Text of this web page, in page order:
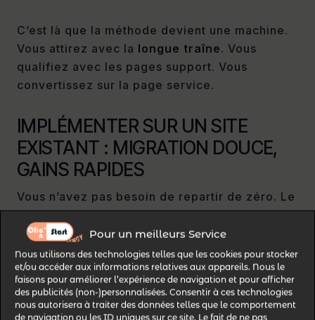
Pour un meilleurs Service
Nous utilisons des technologies telles que les cookies pour stocker
et/ou accéder aux informations relatives aux appareils. Nous le
faisons pour améliorer l’expérience de navigation et pour afficher
des publicités (non-)personnalisées. Consentir à ces technologies
nous autorisera à traiter des données telles que le comportement
de navigation ou les ID uniques sur ce site. Le fait de ne pas
C’est là que la méthode devient une machine.
Vous attirez avec la longue traîne. Vous
qualifiez avec les pages support. Vous
convertissez sur la page service.
IMPLÉMENTER SUR UN SITE
EXISTANT : MIGRATION DOUCE,
GAINS RAPIDES
Vous n’avez pas besoin de repartir de zéro. Le
siloing SEOmarche très bien en optimisation
d’existant, à condition d’être méthodique.
L’erreur classique ? Tout changer d’un coup,
casser des URLs, perdre des signaux, et se
demander pourquoi ça bouge.